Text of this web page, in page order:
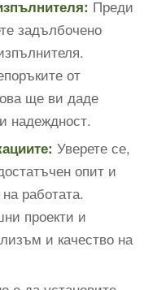
Преди
задълбочено
от
ще ви даде
надеждност.
Уверете се,
опит и
работата.
проекти и
и качество на